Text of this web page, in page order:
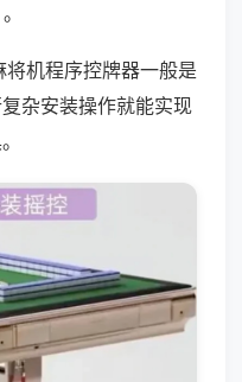
机程序控牌器一般是
杂安装操作就能实现